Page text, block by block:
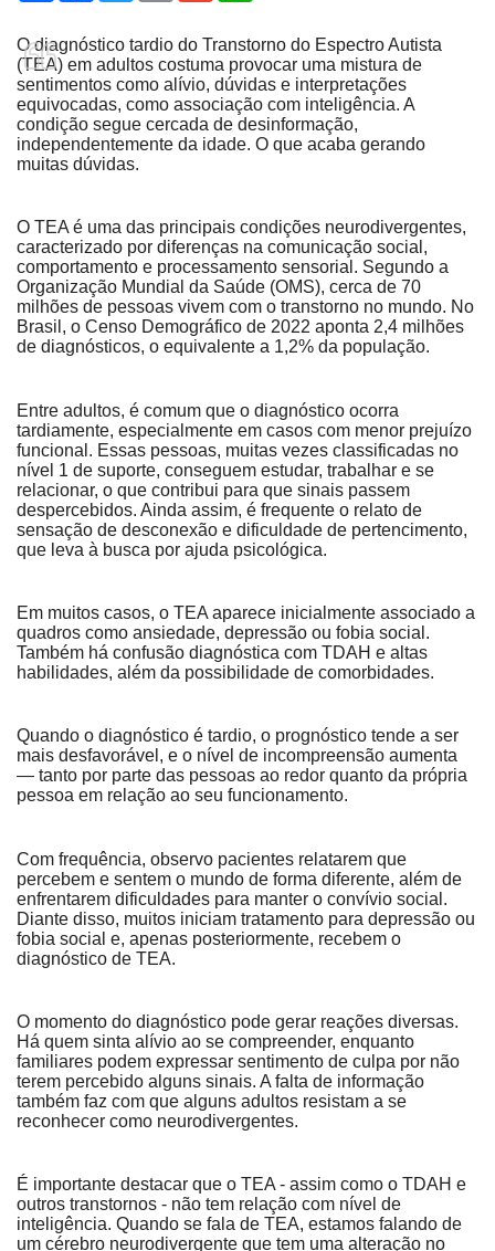
O diagnóstico tardio do Transtorno do Espectro Autista
(TEA) em adultos costuma provocar uma mistura de
sentimentos como alívio, dúvidas e interpretações
equivocadas, como associação com inteligência. A
condição segue cercada de desinformação,
independentemente da idade. O que acaba gerando
muitas dúvidas.
O TEA é uma das principais condições neurodivergentes,
caracterizado por diferenças na comunicação social,
comportamento e processamento sensorial. Segundo a
Organização Mundial da Saúde (OMS), cerca de 70
milhões de pessoas vivem com o transtorno no mundo. No
Brasil, o Censo Demográfico de 2022 aponta 2,4 milhões
de diagnósticos, o equivalente a 1,2% da população.
Entre adultos, é comum que o diagnóstico ocorra
tardiamente, especialmente em casos com menor prejuízo
funcional. Essas pessoas, muitas vezes classificadas no
nível 1 de suporte, conseguem estudar, trabalhar e se
relacionar, o que contribui para que sinais passem
despercebidos. Ainda assim, é frequente o relato de
sensação de desconexão e dificuldade de pertencimento,
que leva à busca por ajuda psicológica.
Em muitos casos, o TEA aparece inicialmente associado a
quadros como ansiedade, depressão ou fobia social.
Também há confusão diagnóstica com TDAH e altas
habilidades, além da possibilidade de comorbidades.
Quando o diagnóstico é tardio, o prognóstico tende a ser
mais desfavorável, e o nível de incompreensão aumenta
— tanto por parte das pessoas ao redor quanto da própria
pessoa em relação ao seu funcionamento.
Com frequência, observo pacientes relatarem que
percebem e sentem o mundo de forma diferente, além de
enfrentarem dificuldades para manter o convívio social.
Diante disso, muitos iniciam tratamento para depressão ou
fobia social e, apenas posteriormente, recebem o
diagnóstico de TEA.
O momento do diagnóstico pode gerar reações diversas.
Há quem sinta alívio ao se compreender, enquanto
familiares podem expressar sentimento de culpa por não
terem percebido alguns sinais. A falta de informação
também faz com que alguns adultos resistam a se
reconhecer como neurodivergentes.
É importante destacar que o TEA - assim como o TDAH e
outros transtornos - não tem relação com nível de
inteligência. Quando se fala de TEA, estamos falando de
um cérebro neurodivergente que tem uma alteração no